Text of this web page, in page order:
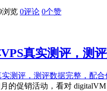
浏览 0评论 0个赞
真实测评，测
的促销活动，看对